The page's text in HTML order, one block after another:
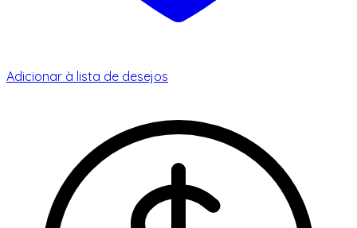
Adicionar à lista de desejos